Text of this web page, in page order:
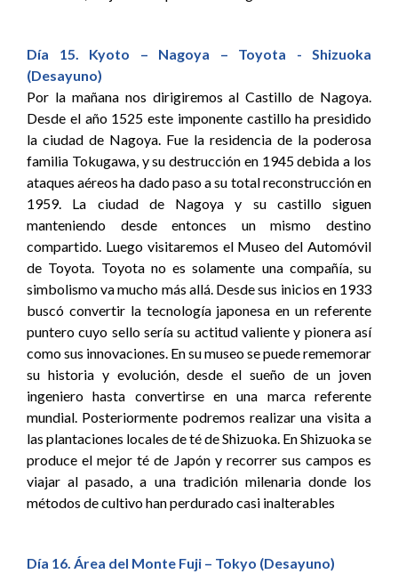
Día 15. Kyoto – Nagoya – Toyota - Shizuoka
(Desayuno)
Por la mañana nos dirigiremos al Castillo de Nagoya.
Desde el año 1525 este imponente castillo ha presidido
la ciudad de Nagoya. Fue la residencia de la poderosa
familia Tokugawa, y su destrucción en 1945 debida a los
ataques aéreos ha dado paso a su total reconstrucción en
1959. La ciudad de Nagoya y su castillo siguen
manteniendo desde entonces un mismo destino
compartido. Luego visitaremos el Museo del Automóvil
de Toyota. Toyota no es solamente una compañía, su
simbolismo va mucho más allá. Desde sus inicios en 1933
buscó convertir la tecnología japonesa en un referente
puntero cuyo sello sería su actitud valiente y pionera así
como sus innovaciones. En su museo se puede rememorar
su historia y evolución, desde el sueño de un joven
ingeniero hasta convertirse en una marca referente
mundial. Posteriormente podremos realizar una visita a
las plantaciones locales de té de Shizuoka. En Shizuoka se
produce el mejor té de Japón y recorrer sus campos es
viajar al pasado, a una tradición milenaria donde los
métodos de cultivo han perdurado casi inalterables
Día 16. Área del Monte Fuji – Tokyo (Desayuno)